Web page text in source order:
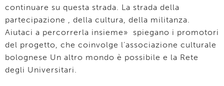
continuare su questa strada. La strada della
partecipazione , della cultura, della militanza.
Aiutaci a percorrerla insieme» spiegano i promotori
del progetto, che coinvolge l’associazione culturale
bolognese Un altro mondo è possibile e la Rete
degli Universitari.